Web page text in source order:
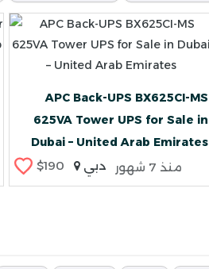
APC Back-UPS BX625CI-MS
625VA Tower UPS for Sale in
Dubai – United Arab Emirates
$190 دبي منذ 7 شهور